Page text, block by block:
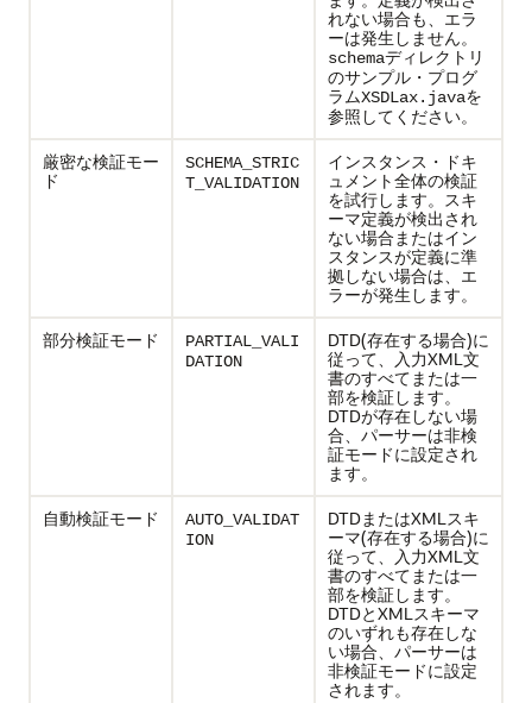
れない場合も、エラ
ーは発生しません。
schemaディレクトリ
のサンプル・プログ
ラムXSDLax.javaを
参照してください。
厳密な検証モー
ド
SCHEMA_STRIC
T_VALIDATION
インスタンス・ドキ
ュメント全体の検証
を試行します。スキ
ーマ定義が検出され
ない場合またはイン
スタンスが定義に準
拠しない場合は、エ
ラーが発生します。
部分検証モード
PARTIAL_VALI
DATION
DTD(存在する場合)に
従って、入力XML文
書のすべてまたは一
部を検証します。
DTDが存在しない場
合、パーサーは非検
証モードに設定され
ます。
自動検証モード
AUTO_VALIDAT
ION
DTDまたはXMLスキ
ーマ(存在する場合)に
従って、入力XML文
書のすべてまたは一
部を検証します。
DTDとXMLスキーマ
のいずれも存在しな
い場合、パーサーは
非検証モードに設定
されます。